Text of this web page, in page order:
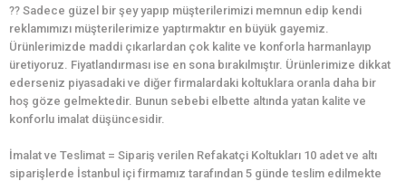
?? Sadece güzel bir şey yapıp müşterilerimizi memnun edip kendi
reklamımızı müşterilerimize yaptırmaktır en büyük gayemiz.
Ürünlerimizde maddi çıkarlardan çok kalite ve konforla harmanlayıp
üretiyoruz. Fiyatlandırması ise en sona bırakılmıştır. Ürünlerimize dikkat
ederseniz piyasadaki ve diğer firmalardaki koltuklara oranla daha bir
hoş göze gelmektedir. Bunun sebebi elbette altında yatan kalite ve
konforlu imalat düşüncesidir.
İmalat ve Teslimat = Sipariş verilen Refakatçi Koltukları 10 adet ve altı
siparişlerde İstanbul içi firmamız tarafından 5 günde teslim edilmekte